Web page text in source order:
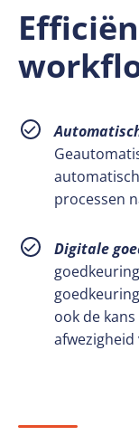
processen
Digitale
ook de